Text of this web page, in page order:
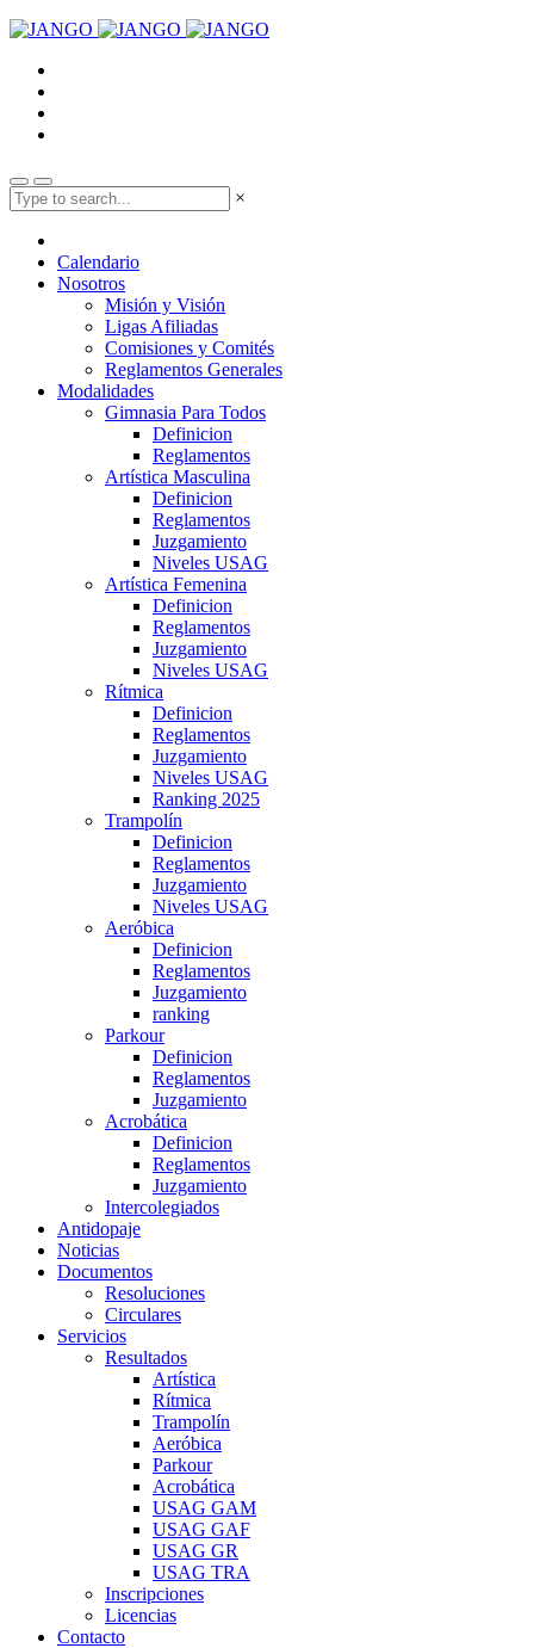
×
Calendario
Nosotros
Misión y Visión
Ligas Afiliadas
Comisiones y Comités
Reglamentos Generales
Modalidades
Gimnasia Para Todos
Definicion
Reglamentos
Artística Masculina
Definicion
Reglamentos
Juzgamiento
Niveles USAG
Artística Femenina
Definicion
Reglamentos
Juzgamiento
Niveles USAG
Rítmica
Definicion
Reglamentos
Juzgamiento
Niveles USAG
Ranking 2025
Trampolín
Definicion
Reglamentos
Juzgamiento
Niveles USAG
Aeróbica
Definicion
Reglamentos
Juzgamiento
ranking
Parkour
Definicion
Reglamentos
Juzgamiento
Acrobática
Definicion
Reglamentos
Juzgamiento
Intercolegiados
Antidopaje
Noticias
Documentos
Resoluciones
Circulares
Servicios
Resultados
Artística
Rítmica
Trampolín
Aeróbica
Parkour
Acrobática
USAG GAM
USAG GAF
USAG GR
USAG TRA
Inscripciones
Licencias
Contacto